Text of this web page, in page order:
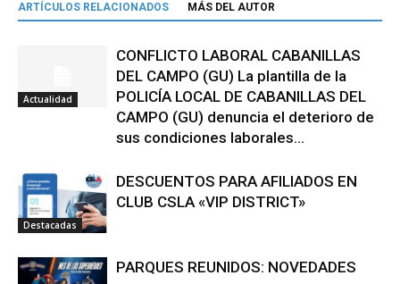
ARTÍCULOS RELACIONADOS MÁS DEL AUTOR
Actualidad
CONFLICTO LABORAL CABANILLAS
DEL CAMPO (GU) La plantilla de la
POLICÍA LOCAL DE CABANILLAS DEL
CAMPO (GU) denuncia el deterioro de
sus condiciones laborales...
Destacadas
DESCUENTOS PARA AFILIADOS EN
CLUB CSLA «VIP DISTRICT»
PARQUES REUNIDOS: NOVEDADES